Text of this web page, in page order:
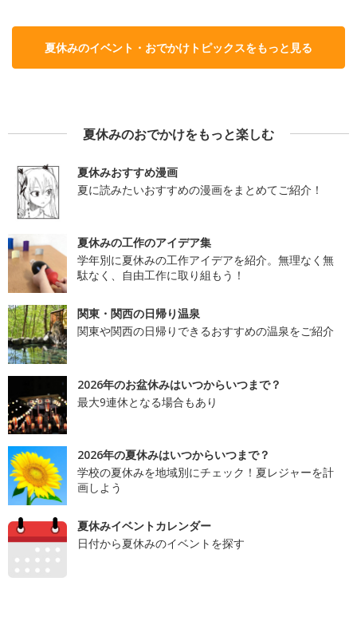
夏休みのイベント・おでかけトピックスをもっと見る
夏休みのおでかけをもっと楽しむ
夏休みおすすめ漫画
夏に読みたいおすすめの漫画をまとめてご紹介！
夏休みの工作のアイデア集
学年別に夏休みの工作アイデアを紹介。無理なく無
駄なく、自由工作に取り組もう！
関東・関西の日帰り温泉
関東や関西の日帰りできるおすすめの温泉をご紹介
2026年のお盆休みはいつからいつまで？
最大9連休となる場合もあり
2026年の夏休みはいつからいつまで？
学校の夏休みを地域別にチェック！夏レジャーを計
画しよう
夏休みイベントカレンダー
日付から夏休みのイベントを探す